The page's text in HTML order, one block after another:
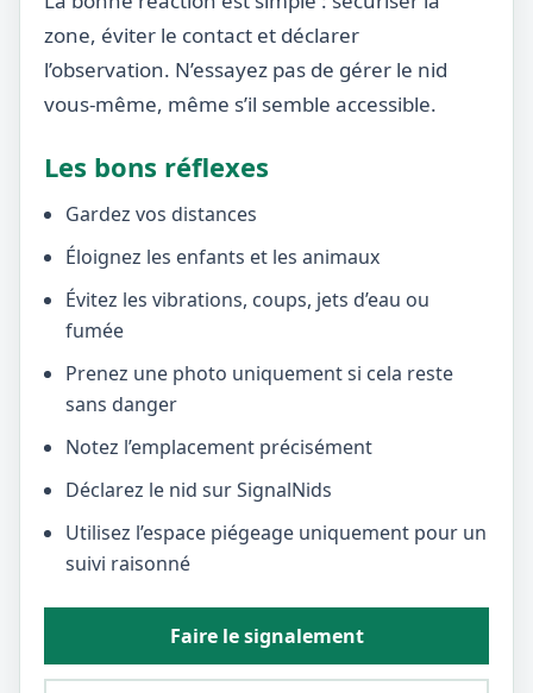
zone, éviter le contact et déclarer
l’observation. N’essayez pas de gérer le nid
vous-même, même s’il semble accessible.
Les bons réflexes
Gardez vos distances
Éloignez les enfants et les animaux
Évitez les vibrations, coups, jets d’eau ou
fumée
Prenez une photo uniquement si cela reste
sans danger
Notez l’emplacement précisément
Déclarez le nid sur SignalNids
Utilisez l’espace piégeage uniquement pour un
suivi raisonné
Faire le signalement